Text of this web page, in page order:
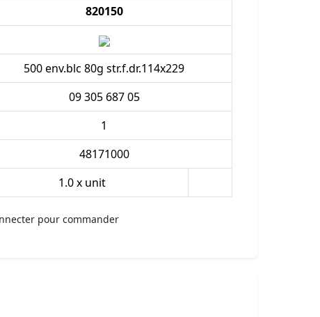
820150
500 env.blc 80g str.f.dr.114x229
09 305 687 05
1
48171000
1.0 x unit
pour commander